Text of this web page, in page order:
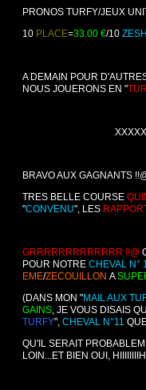
PRONOS TURFY/JEUX
10 PLACE=33.00 €/10
A DEMAIN POUR
NOUS JOUERONS EN "
BRAVO AUX GAGNANTS
TRES BELLE COURSE
"CONVENU", LES
GRRRRRRRRRRRRR !!@
POUR NOTRE CHEVAL N°
EME/ZECOUILLON A
(DANS MON "MAIL AUX
GAINS, JE VOUS DISAIS
TURFY", CHEVAL N°11
QU'IL SERAIT
LOIN...ET BIEN OUI,